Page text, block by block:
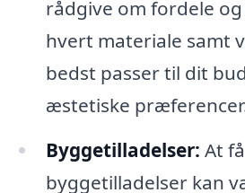
rådgive om fordele
hvert materiale samt
bedst passer til dit
æstetiske
Byggetilladelser: At få
byggetilladelser kan